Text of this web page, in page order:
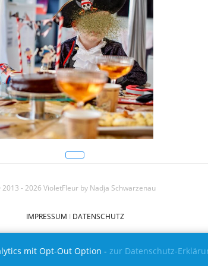
- 2026 VioletFleur by Nadja Schwarzenau
IMPRESSUM I DATENSCHUTZ
X (TWITTER) INSTAGRAM
mit Opt-Out Option -zur Datenschutz-